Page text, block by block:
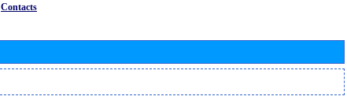
Contacts